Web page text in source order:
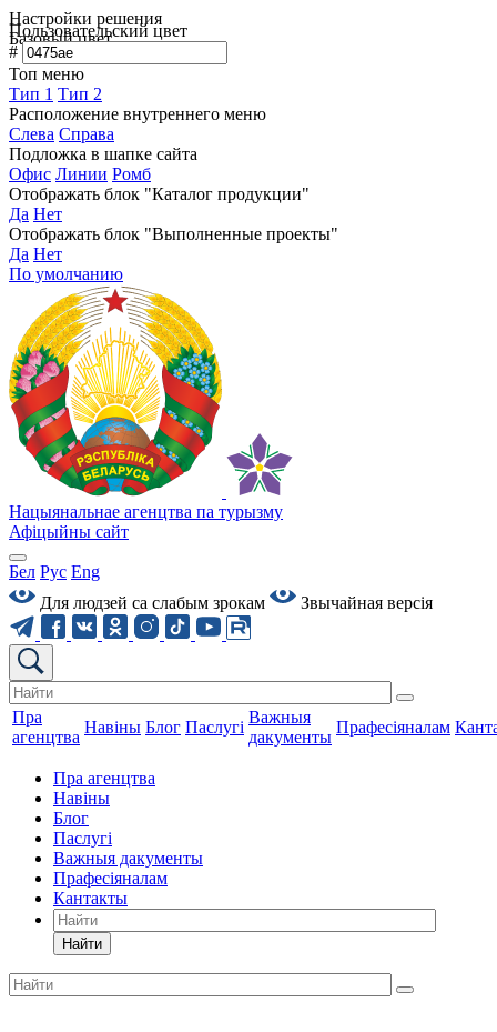
Настройки решения
Базовый цвет
Пользовательский цвет
#
Топ меню
Тип 1 Тип 2
Расположение внутреннего меню
Слева Справа
Подложка в шапке сайта
Офис Линии Ромб
Отображать блок "Каталог продукции"
Да Нет
Отображать блок "Выполненные проекты"
Да Нет
По умолчанию
Нацыянальнае агенцтва па турызму
Афіцыйны сайт
Бел Рус Eng
Для людзей са слабым зрокам
Звычайная версiя
Пра
агенцтва
Навіны Блог Паслугі
Важныя
дакументы
Прафесіяналам
Пра агенцтва
Навіны
Блог
Паслугі
Важныя дакументы
Прафесіяналам
Кантакты
Найти